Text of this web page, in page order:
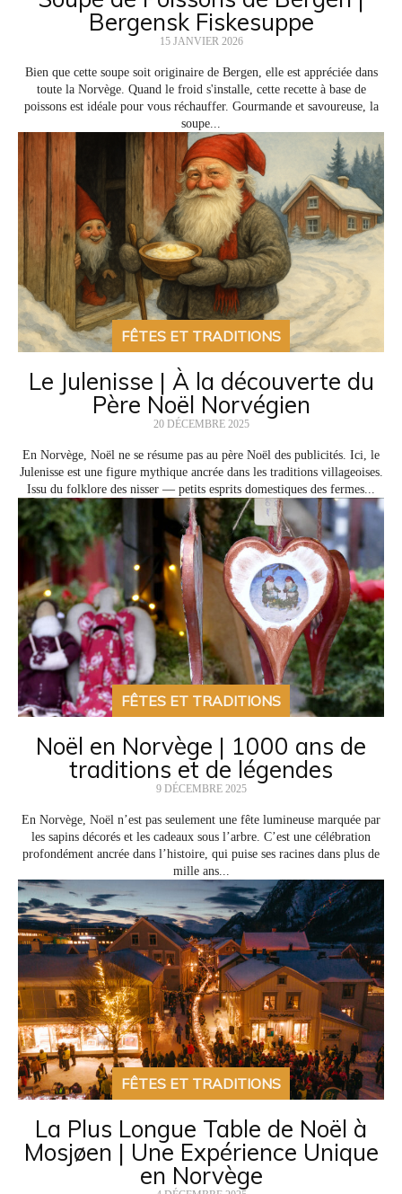
Bergensk Fiskesuppe
15 JANVIER 2026
Bien que cette soupe soit originaire de Bergen, elle est appréciée dans
toute la Norvège. Quand le froid s'installe, cette recette à base de
poissons est idéale pour vous réchauffer. Gourmande et savoureuse, la
soupe...
FÊTES ET TRADITIONS
Le Julenisse | À la découverte du
Père Noël Norvégien
20 DÉCEMBRE 2025
En Norvège, Noël ne se résume pas au père Noël des publicités. Ici, le
Julenisse est une figure mythique ancrée dans les traditions villageoises.
Issu du folklore des nisser — petits esprits domestiques des fermes...
FÊTES ET TRADITIONS
Noël en Norvège | 1000 ans de
traditions et de légendes
9 DÉCEMBRE 2025
En Norvège, Noël n’est pas seulement une fête lumineuse marquée par
les sapins décorés et les cadeaux sous l’arbre. C’est une célébration
profondément ancrée dans l’histoire, qui puise ses racines dans plus de
mille ans...
FÊTES ET TRADITIONS
La Plus Longue Table de Noël à
Mosjøen | Une Expérience Unique
en Norvège